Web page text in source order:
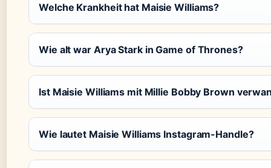
Welche Krankheit hat Maisie Williams?
Wie alt war Arya Stark in Game of Thrones?
Ist Maisie Williams mit Millie Bobby Brown
Wie lautet Maisie Williams Instagram-Handle?